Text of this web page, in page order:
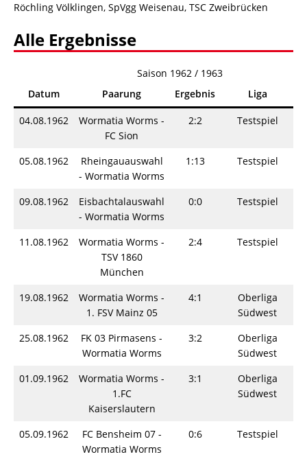
Röchling Völklingen, SpVgg Weisenau, TSC Zweibrücken
Alle Ergebnisse
Saison 1962 / 1963
Datum
Paarung Ergebnis Liga
04.08.1962
Wormatia Worms -
FC Sion
2:2 Testspiel
05.08.1962
Rheingauauswahl
- Wormatia Worms
1:13 Testspiel
09.08.1962
Eisbachtalauswahl
- Wormatia Worms
0:0 Testspiel
11.08.1962
Wormatia Worms -
TSV 1860
München
2:4 Testspiel
19.08.1962
Wormatia Worms -
1. FSV Mainz 05
4:1
Oberliga
Südwest
25.08.1962
FK 03 Pirmasens -
Wormatia Worms
3:2
Oberliga
Südwest
01.09.1962
Wormatia Worms -
1.FC
Kaiserslautern
3:1
Oberliga
Südwest
05.09.1962
FC Bensheim 07 -
Wormatia Worms
0:6 Testspiel